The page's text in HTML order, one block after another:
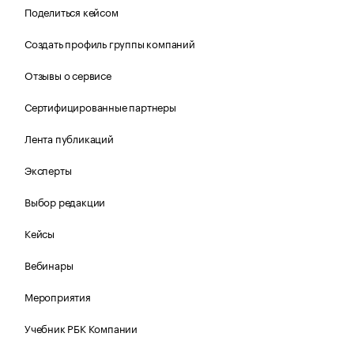
Поделиться кейсом
Создать профиль группы компаний
Отзывы о сервисе
Сертифицированные партнеры
Лента публикаций
Эксперты
Выбор редакции
Кейсы
Вебинары
Мероприятия
Учебник РБК Компании